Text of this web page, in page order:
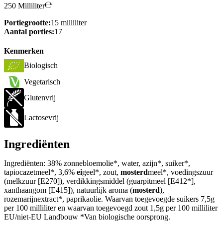
250 Milliliter
Portiegrootte:15 milliliter
Aantal porties:17
Kenmerken
Biologisch
Vegetarisch
Glutenvrij
Lactosevrij
Ingrediënten
Ingrediënten: 38% zonnebloemolie*, water, azijn*, suiker*,
tapiocazetmeel*, 3,6% eigeel*, zout, mosterdmeel*, voedingszuur
(melkzuur [E270]), verdikkingsmiddel (guarpitmeel [E412*],
xanthaangom [E415]), natuurlijk aroma (mosterd),
rozemarijnextract*, paprikaolie. Waarvan toegevoegde suikers 7,5g
per 100 milliliter en waarvan toegevoegd zout 1,5g per 100 milliliter
EU/niet-EU Landbouw *Van biologische oorsprong.